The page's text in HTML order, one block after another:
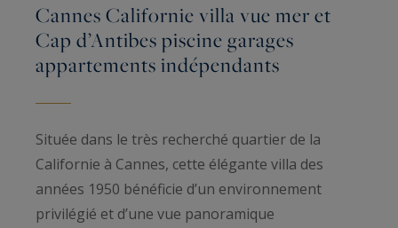
Cannes Californie villa vue mer et
Cap d’Antibes piscine garages
appartements indépendants
Située dans le très recherché quartier de la
Californie à Cannes, cette élégante villa des
années 1950 bénéficie d’un environnement
privilégié et d’une vue panoramique